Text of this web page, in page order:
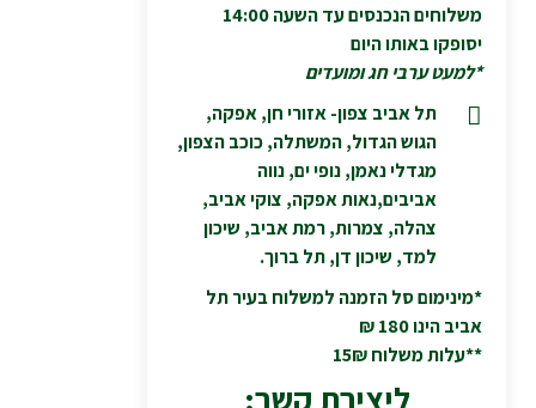
משלוחים הנכנסים עד השעה 14:00
יסופקו באותו היום
*למעט ערבי חג ומועדים
תל אביב צפון- אזורי חן, אפקה,
הגוש הגדול, המשתלה, כוכב הצפון,
מגדלי נאמן, נופי ים, נווה
אביבים,נאות אפקה, צוקי אביב,
צהלה, צמרות, רמת אביב, שיכון
למד, שיכון דן, תל ברוך.
*מינימום סל הזמנה למשלוח בעיר תל
אביב הינו 180 ₪
**עלות משלוח 15₪
ליצירת קשר: